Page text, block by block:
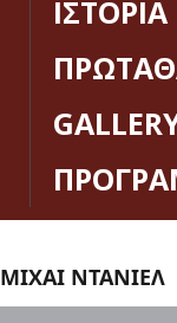
ΙΣΤΟΡΙΑ
ΜΙΧΑΙ ΝΤΑΝΙΕΛ